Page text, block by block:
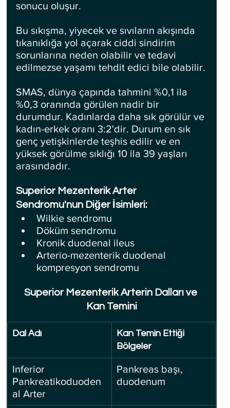
sonucu oluşur.
Bu sıkışma, yiyecek ve sıvıların akışında
tıkanıklığa yol açarak ciddi sindirim
sorunlarına neden olabilir ve tedavi
edilmezse yaşamı tehdit edici bile olabilir.
SMAS, dünya çapında tahmini %0,1 ila
%0,3 oranında görülen nadir bir
durumdur. Kadınlarda daha sık görülür ve
kadın-erkek oranı 3:2'dir. Durum en sık
genç yetişkinlerde teşhis edilir ve en
yüksek görülme sıklığı 10 ila 39 yaşları
arasındadır.
Superior Mezenterik Arter
Sendromu'nun Diğer İsimleri:
Wilkie sendromu
Döküm sendromu
Kronik duodenal ileus
Arterio-mezenterik duodenal
kompresyon sendromu
Superior Mezenterik Arterin Dalları ve
Kan Temini
Dal Adı
Kan Temin Ettiği
Bölgeler
Inferior
Pankreatikoduoden
al Arter
Pankreas başı,
duodenum